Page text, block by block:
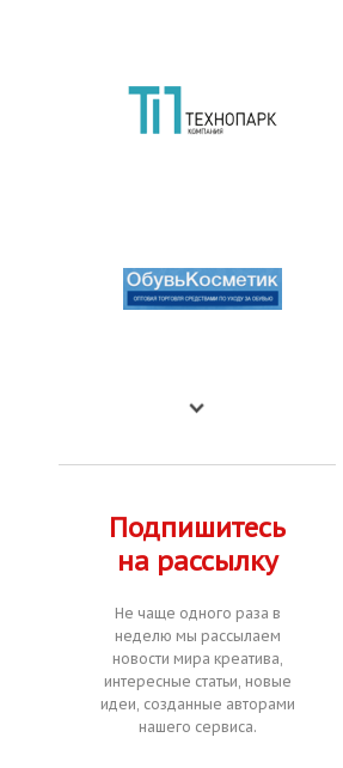
Подпишитесь
на рассылку
Не чаще одного раза в
неделю мы рассылаем
новости мира креатива,
интересные статьи, новые
идеи, созданные авторами
нашего сервиса.